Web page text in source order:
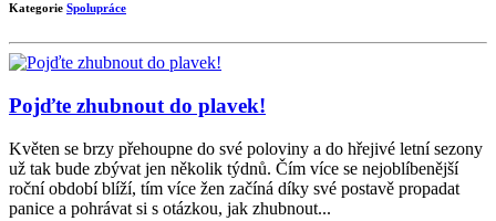
Kategorie Spolupráce
Pojďte zhubnout do plavek!
Květen se brzy přehoupne do své poloviny a do hřejivé letní sezony
už tak bude zbývat jen několik týdnů. Čím více se nejoblíbenější
roční období blíží, tím více žen začíná díky své postavě propadat
panice a pohrávat si s otázkou, jak zhubnout...